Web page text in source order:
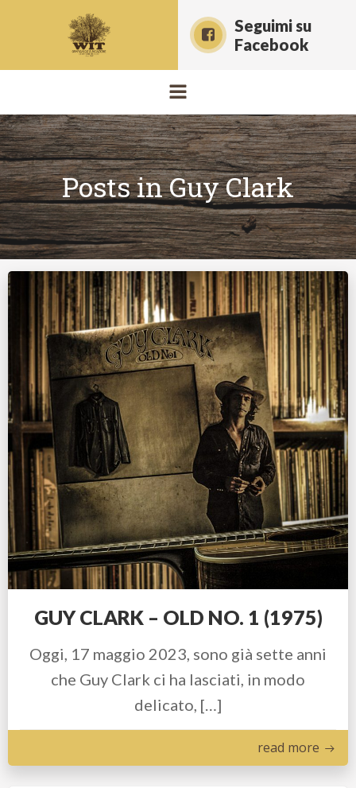
contenuto
Seguimi su
Facebook
Posts in Guy Clark
GUY CLARK – OLD NO. 1 (1975)
Oggi, 17 maggio 2023, sono già sette anni
che Guy Clark ci ha lasciati, in modo
delicato, […]
read more